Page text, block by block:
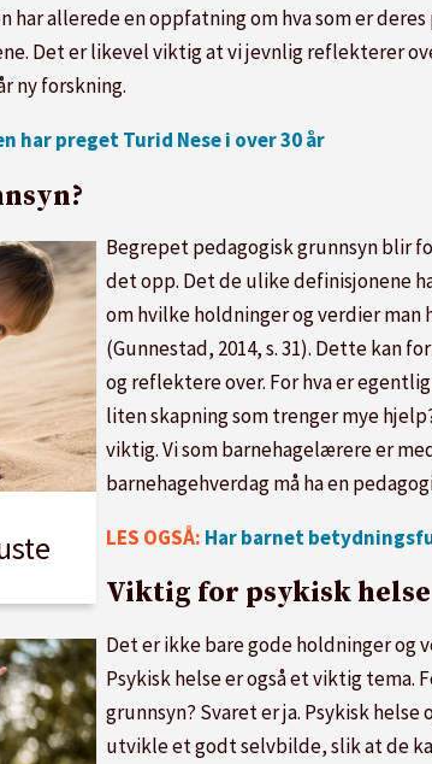
allerede en oppfatning om hva som er
Det er likevel viktig at vi jevnlig reflekterer
ny forskning.
har preget Turid Nese i over 30 år
Begrepet pedagogisk grunnsyn blir
det opp. Det de ulike definisjonene
om hvilke holdninger og verdier man
(Gunnestad, 2014, s. 31). Dette kan
og reflektere over. For hva er
liten skapning som trenger mye
viktig. Vi som barnehagelærere er
barnehagehverdag må ha en
LES OGSÅ: Har barnet
Viktig for psykisk helse
Det er ikke bare gode holdninger og
Psykisk helse er også et viktig tema.
grunnsyn? Svaret er ja. Psykisk
utvikle et godt selvbilde, slik at de